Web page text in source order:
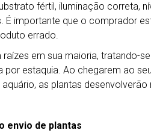
fértil, iluminação correta,
É importante que o comprador
errado.
em sua maioria, tratando-
por estaquia. Ao chegarem ao
as plantas desenvolverão
envio de plantas